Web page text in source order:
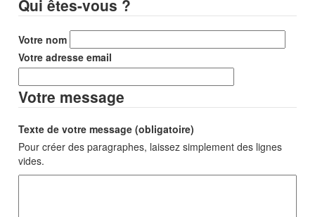
Qui êtes-vous ?
Votre nom
Votre adresse email
Votre message
Texte de votre message (obligatoire)
Pour créer des paragraphes, laissez simplement des lignes
vides.